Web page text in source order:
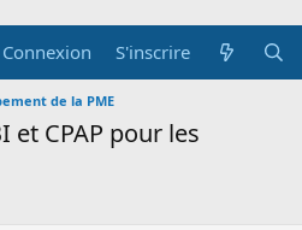
Connexion
S'inscrire
de la PME
et CPAP pour les